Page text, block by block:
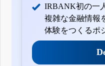
IRBANK初の一
複雑な金融情報
体験をつくるポ